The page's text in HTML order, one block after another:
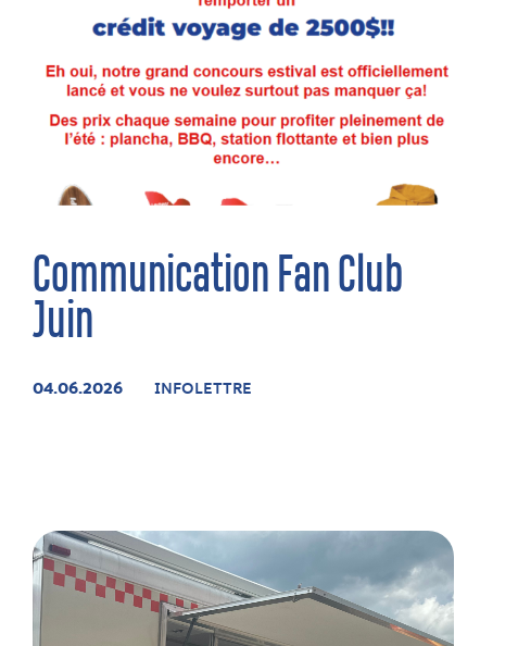
Communication Fan Club
Juin
04.06.2026 INFOLETTRE